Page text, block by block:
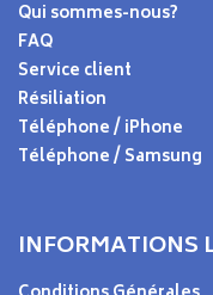
Qui sommes-nous?
FAQ
Service client
Résiliation
Téléphone / iPhone
Téléphone / Samsung
INFORMATIONS